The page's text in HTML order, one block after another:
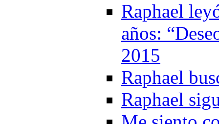
Raphael
años:
2015
Raphael
Raphael